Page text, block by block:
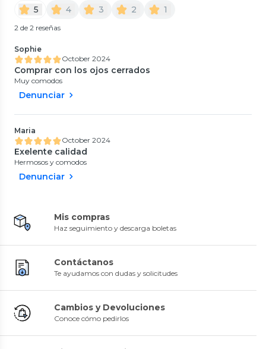
5 4 3 2 1
2 de 2 reseñas
Sophie
October 2024
Comprar con los ojos cerrados
Muy comodos
Denunciar
Maria
October 2024
Exelente calidad
Hermosos y comodos
Denunciar
Mis compras
Haz seguimiento y descarga boletas
Contáctanos
Te ayudamos con dudas y solicitudes
Cambios y Devoluciones
Conoce cómo pedirlos